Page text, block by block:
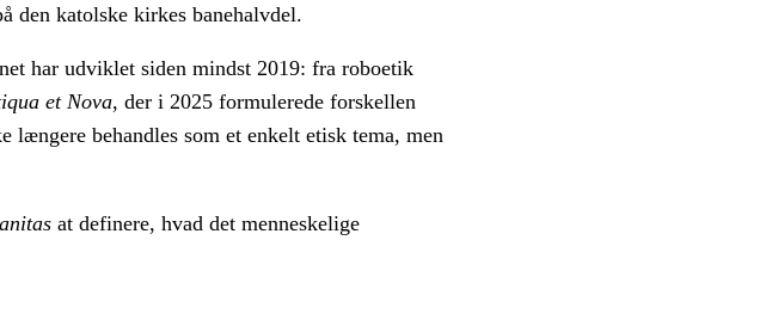
den katolske kirkes banehalvdel.
har udviklet siden mindst 2019: fra roboetik
et Nova, der i 2025 formulerede forskellen
længere behandles som et enkelt etisk tema, men
at definere, hvad det menneskelige